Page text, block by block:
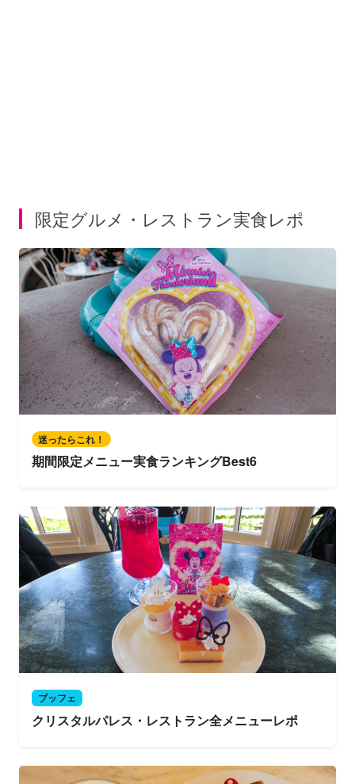
限定グルメ・レストラン実食レポ
迷ったらこれ！
期間限定メニュー実食ランキングBest6
ブッフェ
クリスタルパレス・レストラン全メニューレポ